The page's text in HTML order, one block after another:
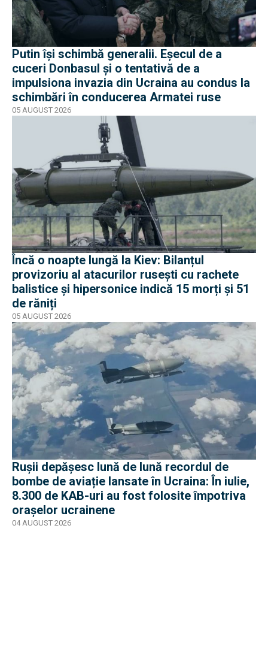
Putin își schimbă generalii. Eșecul de a
cuceri Donbasul și o tentativă de a
impulsiona invazia din Ucraina au condus la
schimbări în conducerea Armatei ruse
05 AUGUST 2026
Încă o noapte lungă la Kiev: Bilanțul
provizoriu al atacurilor rusești cu rachete
balistice și hipersonice indică 15 morți și 51
de răniți
05 AUGUST 2026
Rușii depășesc lună de lună recordul de
bombe de aviație lansate în Ucraina: În iulie,
8.300 de KAB-uri au fost folosite împotriva
orașelor ucrainene
04 AUGUST 2026